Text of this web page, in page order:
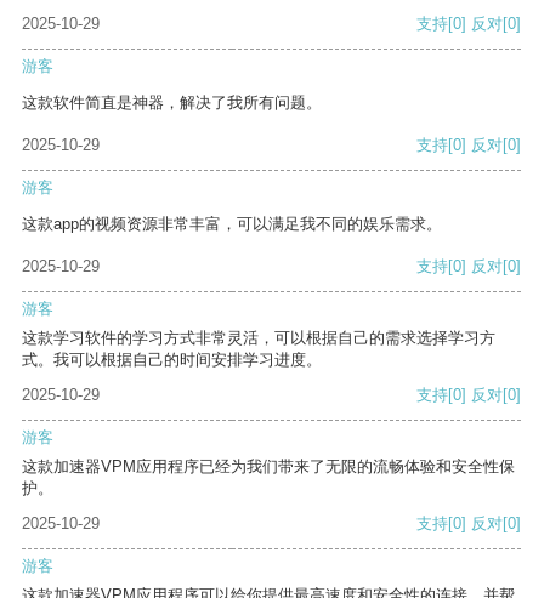
2025-10-29
支持[0] 反对[0]
游客
这款软件简直是神器，解决了我所有问题。
2025-10-29 支持[0] 反对[0]
游客
这款app的视频资源非常丰富，可以满足我不同的娱乐需求。
2025-10-29 支持[0] 反对[0]
游客
这款学习软件的学习方式非常灵活，可以根据自己的需求选择学习方
式。我可以根据自己的时间安排学习进度。
2025-10-29
支持[0] 反对[0]
游客
这款加速器VPM应用程序已经为我们带来了无限的流畅体验和安全性保
护。
2025-10-29
支持[0] 反对[0]
游客